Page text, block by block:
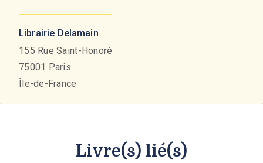
Librairie Delamain
155 Rue Saint-Honoré
75001 Paris
Île-de-France
Livre(s) lié(s)